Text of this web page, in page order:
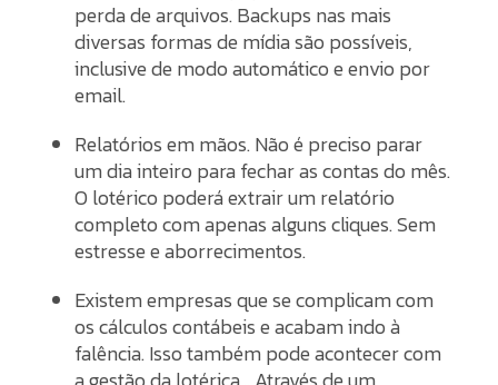
perda de arquivos. Backups nas mais
diversas formas de mídia são possíveis,
inclusive de modo automático e envio por
email.
Relatórios em mãos. Não é preciso parar
um dia inteiro para fechar as contas do mês.
O lotérico poderá extrair um relatório
completo com apenas alguns cliques. Sem
estresse e aborrecimentos.
Existem empresas que se complicam com
os cálculos contábeis e acabam indo à
falência. Isso também pode acontecer com